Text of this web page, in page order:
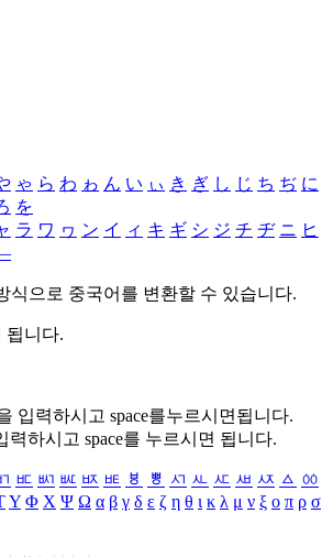
ゃ ら わ ゎ ん い ぃ き ぎ し じ ち ぢ に
を
ラ ワ ヮ ン イ ィ キ ギ シ ジ チ ヂ ニ ヒ
식으로 중국어를 변환할 수 있습니다.
됩니다.
입력하시고 space를누르시면됩니다.
력하시고 space를 누르시면 됩니다.
ㅳ ㅴ ㅵ ㅶ ㅷ ㅸ ㅹ ㅺ ㅻ ㅼ ㅽ ㅾ ㅿ ㆀ
Υ Φ Χ Ψ Ω α β γ δ ε ζ η θ ι κ λ μ ν ξ ο π ρ σ